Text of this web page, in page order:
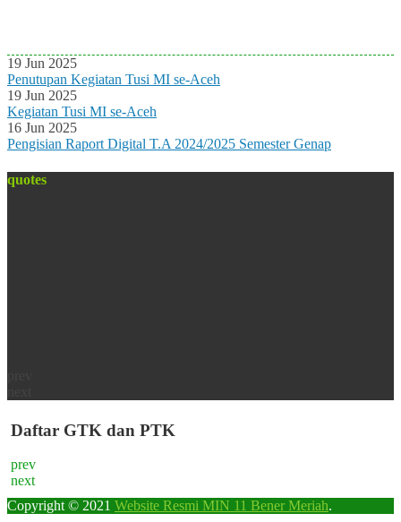
19 Jun 2025
Penutupan Kegiatan Tusi MI se-Aceh
19 Jun 2025
Kegiatan Tusi MI se-Aceh
16 Jun 2025
Pengisian Raport Digital T.A 2024/2025 Semester Genap
quotes
Daftar GTK dan PTK
prev
next
Copyright © 2021 Website Resmi MIN 11 Bener Meriah.